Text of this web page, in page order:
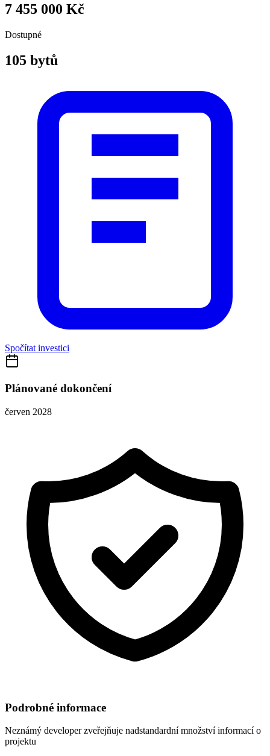
7 455 000 Kč
Dostupné
105 bytů
Spočítat investici
Plánované dokončení
červen 2028
Podrobné informace
Neznámý developerzveřejňuje nadstandardní množství informací o
projektu